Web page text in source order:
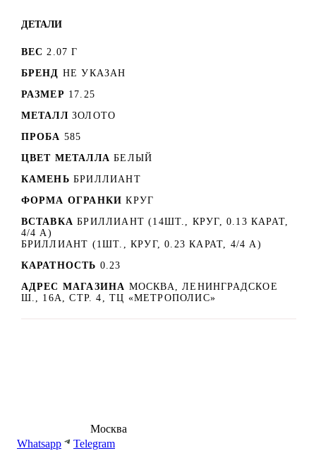
ДЕТАЛИ
ВЕС 2.07 Г
БРЕНД НЕ УКАЗАН
РАЗМЕР 17.25
МЕТАЛЛ ЗОЛОТО
ПРОБА 585
ЦВЕТ МЕТАЛЛА БЕЛЫЙ
КАМЕНЬ БРИЛЛИАНТ
ФОРМА ОГРАНКИ КРУГ
ВСТАВКА БРИЛЛИАНТ (14ШТ., КРУГ, 0.13 КАРАТ,
4/4 А)
БРИЛЛИАНТ (1ШТ., КРУГ, 0.23 КАРАТ, 4/4 А)
КАРАТНОСТЬ 0.23
АДРЕС МАГАЗИНА МОСКВА, ЛЕНИНГРАДСКОЕ
Ш., 16А, СТР. 4, ТЦ «МЕТРОПОЛИС»
Москва
Whatsapp
Telegram